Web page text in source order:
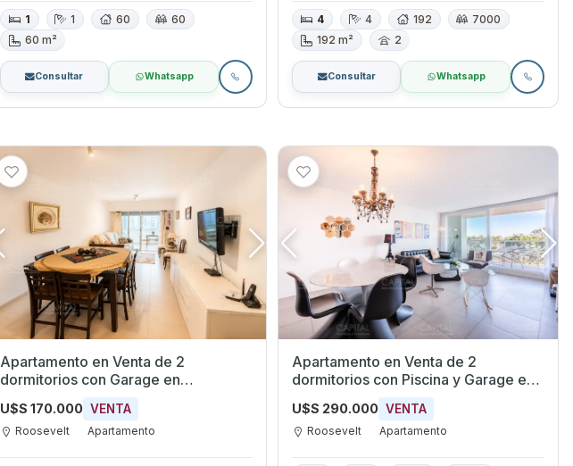
1 1 60
60
60 m²
Consultar Whatsapp
4 4 192
7000
192 m²
2
Consultar Whatsapp
Apartamento en Venta de 2
dormitorios con Garage en
Roosevelt, Maldonado
U$S 170.000 VENTA
Roosevelt Apartamento
Apartamento en Venta de 2
dormitorios con Piscina y Garage en
Roosevelt, Maldonado
U$S 290.000 VENTA
Roosevelt Apartamento